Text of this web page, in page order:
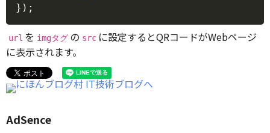
} ) ;
url を imgタグ の src に設定するとQRコードがWebページ
に表示されます。
AdSence